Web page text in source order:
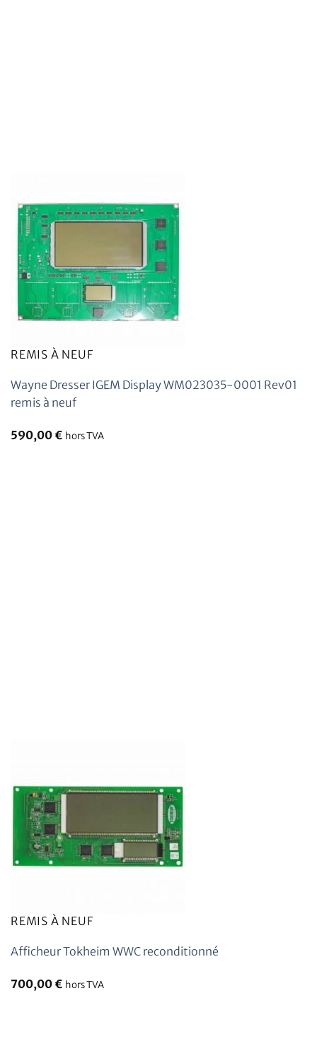
REMIS À NEUF
Wayne Dresser IGEM Display WM023035-0001 Rev01
remis à neuf
590,00€ hors TVA
REMIS À NEUF
Afficheur Tokheim WWC reconditionné
700,00€ hors TVA